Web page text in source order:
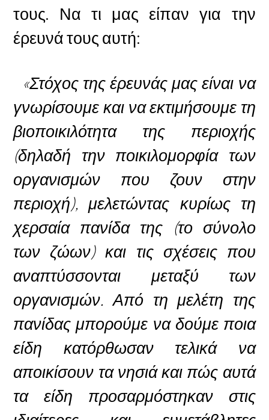
τους. Να τι μας είπαν για την
έρευνά τους αυτή:
«Στόχος της έρευνάς μας είναι να
γνωρίσουμε και να εκτιμήσουμε τη
βιοποικιλότητα της περιοχής
(δηλαδή την ποικιλομορφία των
οργανισμών που ζουν στην
περιοχή), μελετώντας κυρίως τη
χερσαία πανίδα της (το σύνολο
των ζώων) και τις σχέσεις που
αναπτύσσονται μεταξύ των
οργανισμών. Από τη μελέτη της
πανίδας μπορούμε να δούμε ποια
είδη κατόρθωσαν τελικά να
αποικίσουν τα νησιά και πώς αυτά
τα είδη προσαρμόστηκαν στις